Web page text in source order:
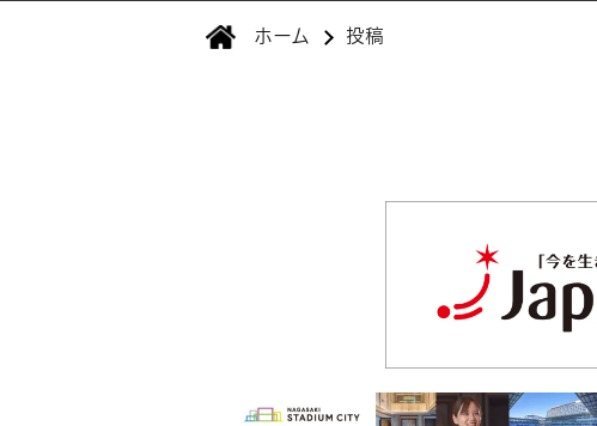
ホーム 投稿